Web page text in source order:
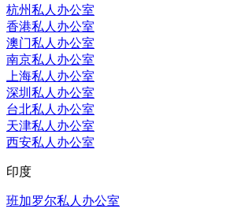
杭州私人办公室
香港私人办公室
澳门私人办公室
南京私人办公室
上海私人办公室
深圳私人办公室
台北私人办公室
天津私人办公室
西安私人办公室
印度
班加罗尔私人办公室